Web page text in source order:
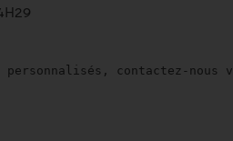
personnalisés, contactez-